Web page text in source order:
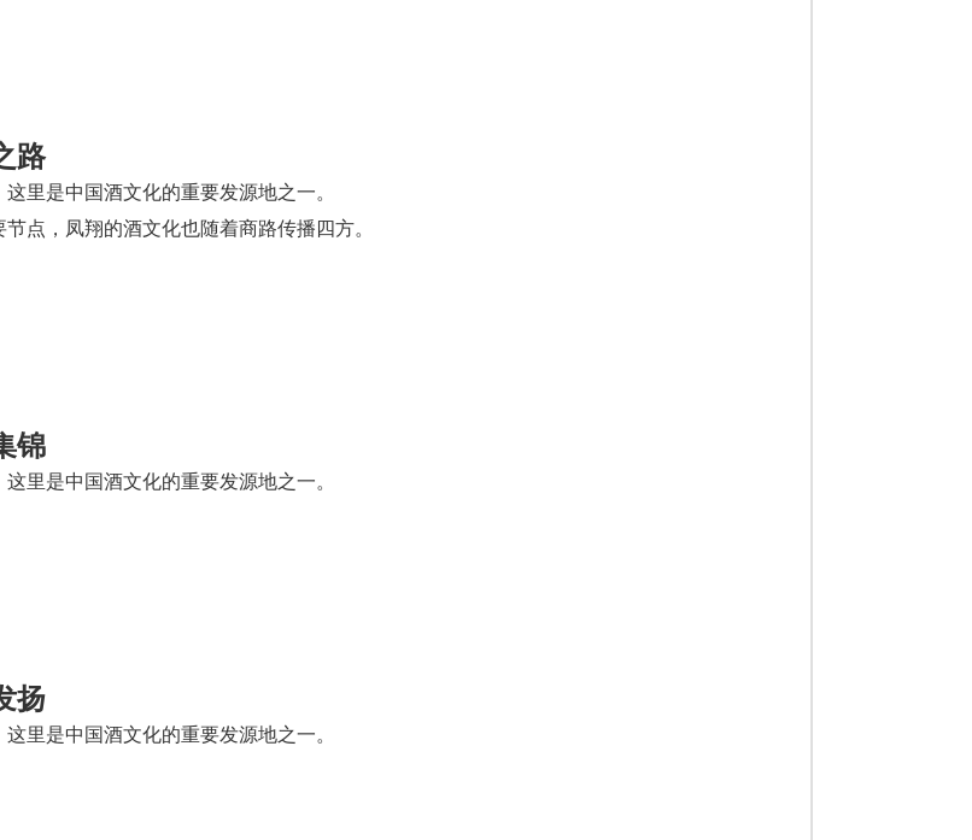
路
里是中国酒文化的重要发源地之一。
点，凤翔的酒文化也随着商路传播四方。
锦
里是中国酒文化的重要发源地之一。
扬
里是中国酒文化的重要发源地之一。